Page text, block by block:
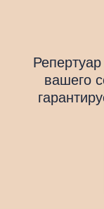
вашего